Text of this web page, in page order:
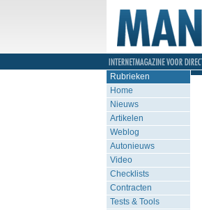
Rubrieken
Home
Nieuws
Artikelen
Weblog
Autonieuws
Video
Checklists
Contracten
Tests & Tools